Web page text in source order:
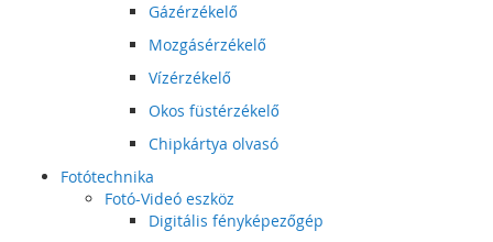
Gázérzékelő
Mozgásérzékelő
Vízérzékelő
Okos füstérzékelő
Chipkártya olvasó
Fotótechnika
Fotó-Videó eszköz
Digitális fényképezőgép